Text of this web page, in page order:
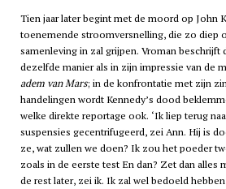
Tien jaar later begint met de moord op John
toenemende stroomversnelling, die zo diep
samenleving in zal grijpen. Vroman beschrijft
dezelfde manier als in zijn impressie van de
adem van Mars; in de konfrontatie met zijn
handelingen wordt Kennedy’s dood
welke direkte reportage ook. ‘Ik liep terug
suspensies gecentrifugeerd, zei Ann. Hij is
ze, wat zullen we doen? Ik zou het poeder
zoals in de eerste test En dan? Zet dan alles
de rest later, zei ik. Ik zal wel bedoeld